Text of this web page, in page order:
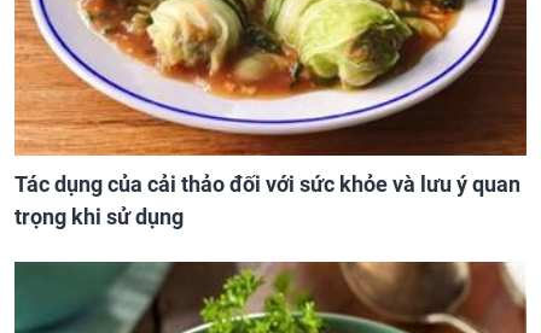
Tác dụng của cải thảo đối với sức khỏe và lưu ý quan
trọng khi sử dụng